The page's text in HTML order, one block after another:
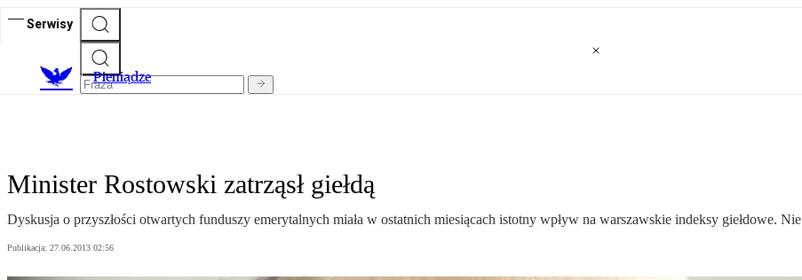
Serwisy
Pieniądze
Minister Rostowski zatrząsł giełdą
Dyskusja o przyszłości otwartych funduszy emerytalnych miała w ostatnich miesiącach istotny wpływ na warszawskie indeksy giełdowe.
Publikacja: 27.06.2013 02:56